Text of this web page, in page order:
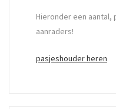
Hieronder een
aanraders!
pasjeshouder heren